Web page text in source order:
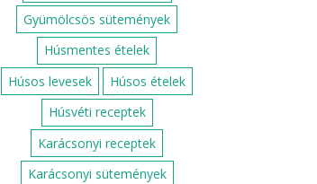
Gyümölcsös sütemények
Húsmentes ételek
Húsos levesek
Húsos ételek
Húsvéti receptek
Karácsonyi receptek
Karácsonyi sütemények